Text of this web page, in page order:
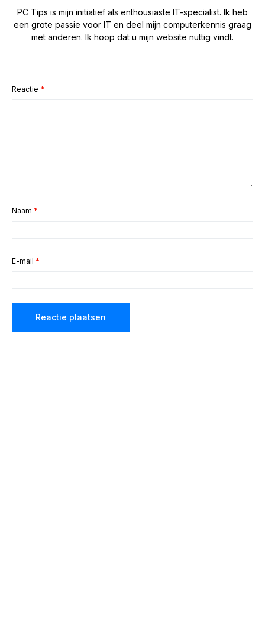
PC Tips is mijn initiatief als enthousiaste IT-specialist. Ik heb
een grote passie voor IT en deel mijn computerkennis graag
met anderen. Ik hoop dat u mijn website nuttig vindt.
Reactie *
Naam *
E-mail *